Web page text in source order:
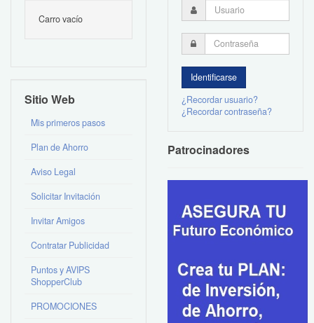
Carro vacío
Sitio Web
Mis primeros pasos
Plan de Ahorro
Aviso Legal
Solicitar Invitación
Invitar Amigos
Contratar Publicidad
Puntos y AVIPS
ShopperClub
PROMOCIONES
¿Recordar usuario?
¿Recordar contraseña?
Patrocinadores